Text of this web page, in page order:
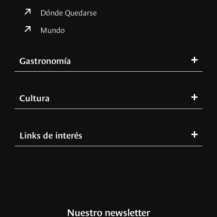
Dónde Quedarse
Mundo
Gastronomía
Cultura
Links de interés
Nuestro newsletter